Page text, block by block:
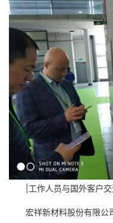
|工作人员与国外客户交
宏祥新材料股份有限公